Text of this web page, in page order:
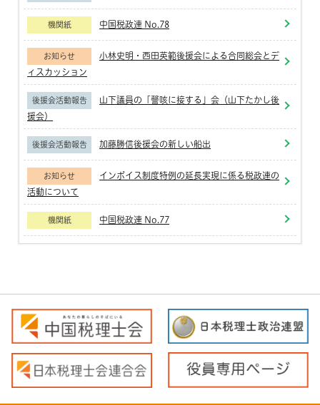
機関紙 中国税政連 No.78
お知らせ
小林史明・西田英範後援会による合同総会とデ
ィスカッション
後援会活動報告
山下議員の「謦咳に接する」会（山下たかし後
援会）
後援会活動報告 加藤勝信後援会の新しい船出
お知らせ
インボイス制度特例の延長実現に係る税政連の
活動について
機関紙 中国税政連 No.77